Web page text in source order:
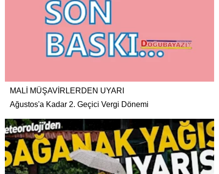
MALİ MÜŞAVİRLERDEN UYARI
Ağustos'a Kadar 2. Geçici Vergi Dönemi